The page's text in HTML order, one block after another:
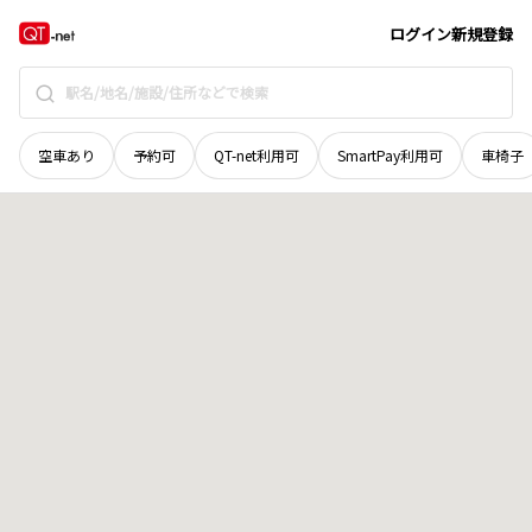
ログイン新規登録
空車あり 予約可 QT-net利用可 SmartPay利用可 車椅子
北海道